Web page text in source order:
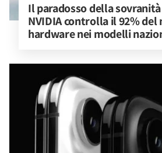
Il paradosso della
NVIDIA controlla il 92% del
hardware nei modelli